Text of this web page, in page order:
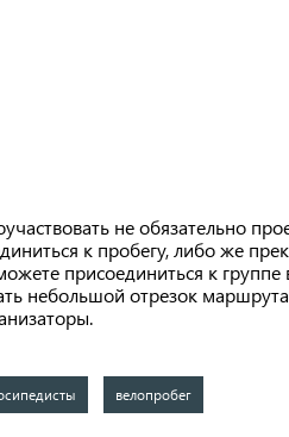
не обязательно
к пробегу, либо же
присоединиться к
небольшой отрезок
велопробег